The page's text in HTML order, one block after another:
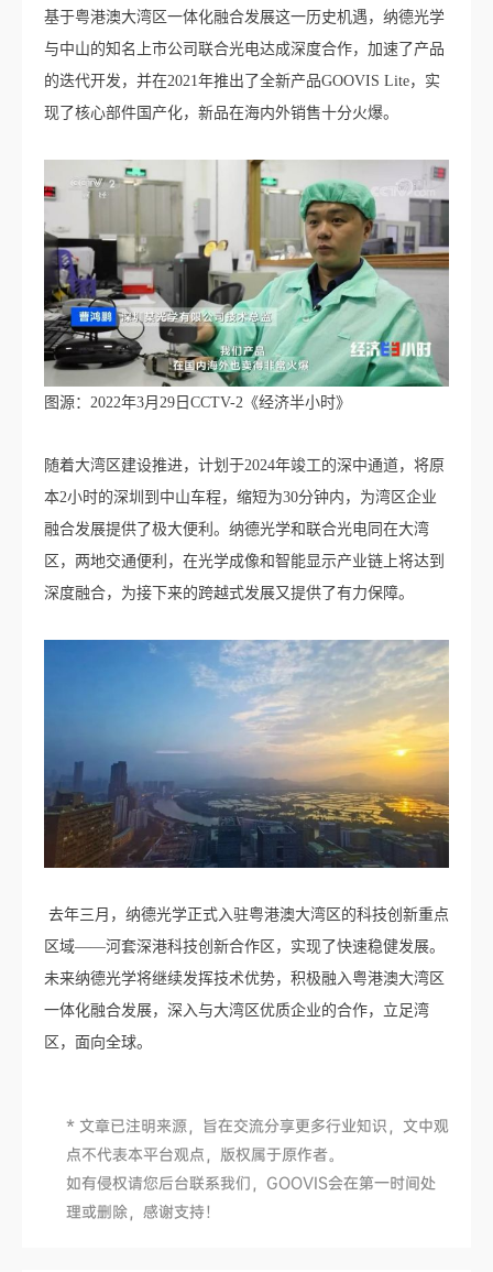
基于粤港澳大湾区一体化融合发展这一历史机遇，纳德光学
与中山的知名上市公司联合光电达成深度合作，加速了产品
的迭代开发，并在2021年推出了全新产品GOOVIS Lite，实
现了核心部件国产化，新品在海内外销售十分火爆。
图源：2022年3月29日CCTV-2《经济半小时》
随着大湾区建设推进，计划于2024年竣工的深中通道，将原
本2小时的深圳到中山车程，缩短为30分钟内，为湾区企业
融合发展提供了极大便利。纳德光学和联合光电同在大湾
区，两地交通便利，在光学成像和智能显示产业链上将达到
深度融合，为接下来的跨越式发展又提供了有力保障。
去年三月，纳德光学正式入驻粤港澳大湾区的科技创新重点
区域——河套深港科技创新合作区，实现了快速稳健发展。
未来纳德光学将继续发挥技术优势，积极融入粤港澳大湾区
一体化融合发展，深入与大湾区优质企业的合作，立足湾
区，面向全球。
* 文章已注明来源，旨在交流分享更多行业知识，文中观
点不代表本平台观点，版权属于原作者。
如有侵权请您后台联系我们，GOOVIS会在第一时间处
理或删除，感谢支持！